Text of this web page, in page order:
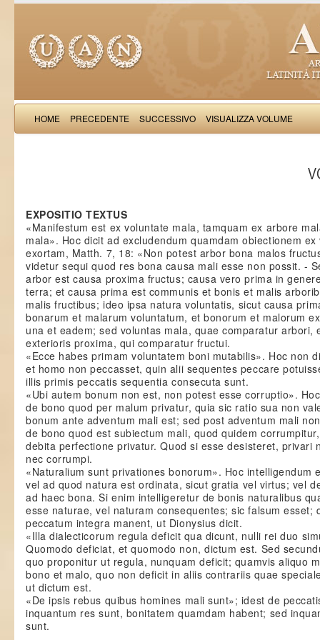
HOME PRECEDENTE SUCCESSIVO VISUALIZZA VOLUME
EXPOSITIO TEXTUS
«Manifestum est ex voluntate mala, tamquam ex arbore
mala». Hoc dicit ad excludendum quamdam obiectionem
exortam, Matth. 7, 18: «Non potest arbor bona malos
videtur sequi quod res bona causa mali esse non possit. -
arbor est causa proxima fructus; causa vero prima in
terra; et causa prima est communis et bonis et malis
malis fructibus; ideo ipsa natura voluntatis, sicut causa
bonarum et malarum voluntatum, et bonorum et malorum
una et eadem; sed voluntas mala, quae comparatur arbori,
exterioris proxima, qui comparatur fructui.
«Ecce habes primam voluntatem boni mutabilis». Hoc non
et homo non peccasset, quin alii sequentes peccare
illis primis peccatis sequentia consecuta sunt.
«Ubi autem bonum non est, non potest esse corruptio».
de bono quod per malum privatur, quia sic ratio sua non
bonum ante adventum mali est; sed post adventum mali
de bono quod est subiectum mali, quod quidem
debita perfectione privatur. Quod si esse desisteret, privari
nec corrumpi.
«Naturalium sunt privationes bonorum». Hoc intelligendum
vel ad quod natura est ordinata, sicut gratia vel virtus; vel
ad haec bona. Si enim intelligeretur de bonis naturalibus
esse naturae, vel naturam consequentes; sic falsum esset;
peccatum integra manent, ut Dionysius dicit.
«Illa dialecticorum regula deficit qua dicunt, nulli rei duo
Quomodo deficiat, et quomodo non, dictum est. Sed
quo proponitur ut regula, nunquam deficit; quamvis aliquo
bono et malo, quo non deficit in aliis contrariis quae
ut dictum est.
«De ipsis rebus quibus homines mali sunt»; idest de
inquantum res sunt, bonitatem quamdam habent; sed
sunt.